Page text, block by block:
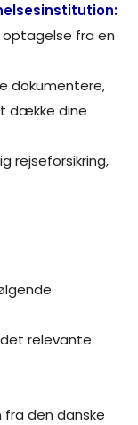
fra en
dokumentere,
dække dine
rejseforsikring,
det relevante
den danske